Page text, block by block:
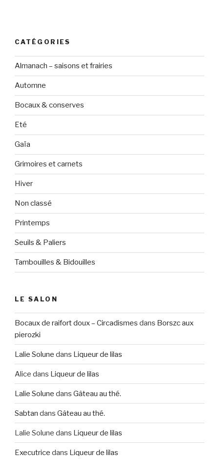
CATÉGORIES
Almanach – saisons et frairies
Automne
Bocaux & conserves
Eté
Gaïa
Grimoires et carnets
Hiver
Non classé
Printemps
Seuils & Paliers
Tambouilles & Bidouilles
LE SALON
Bocaux de raifort doux – Circadismes dans Borszc aux
pierozki
Lalie Solune dans Liqueur de lilas
Alice dans Liqueur de lilas
Lalie Solune dans Gâteau au thé.
Sabtan dans Gâteau au thé.
Lalie Solune dans Liqueur de lilas
Executrice dans Liqueur de lilas